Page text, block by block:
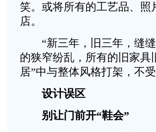
笑。或将所有的工艺品、
店。
“新三年，旧三年，缝缝
的狭窄纷乱，所有的旧家具
居”中与整体风格打架，不受
设计误区
别让门前开“鞋会”